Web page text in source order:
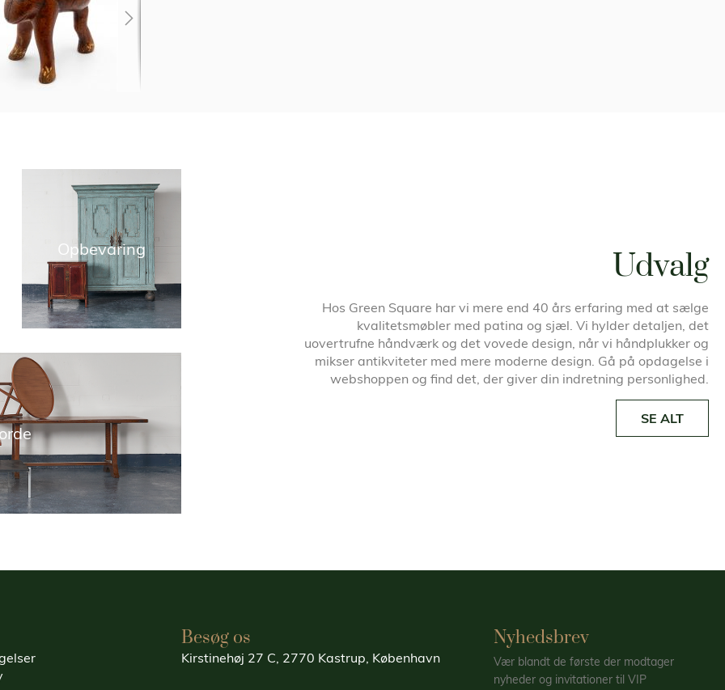
Opbevaring Udvalg
Hos Green Square har vi mere end 40 års erfaring med at sælge
kvalitetsmøbler med patina og sjæl. Vi hylder detaljen, det
uovertrufne håndværk og det vovede design, når vi håndplukker og
mikser antikviteter med mere moderne design. Gå på opdagelse i
webshoppen og find det, der giver din indretning personlighed.
SE ALT
Besøg os
Kirstinehøj 27 C, 2770 Kastrup, København
Nyhedsbrev
Vær blandt de første der modtager
nyheder og invitationer til VIP